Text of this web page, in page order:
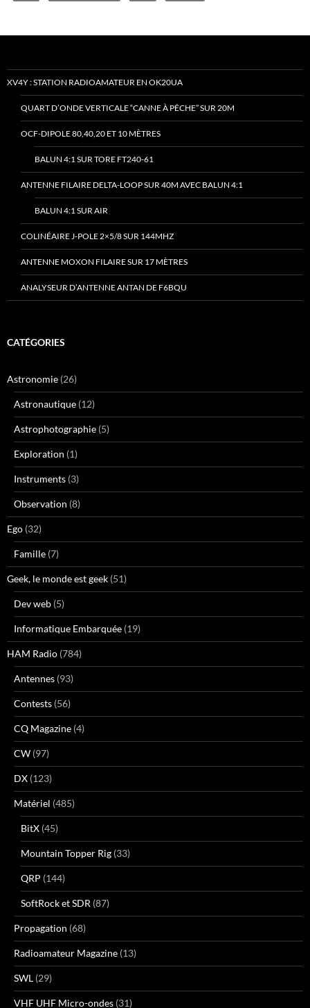
XV4Y : STATION RADIOAMATEUR EN OK20UA
QUART D’ONDE VERTICALE “CANNE À PÊCHE” SUR 20M
OCF-DIPOLE 80,40,20 ET 10 MÈTRES
BALUN 4:1 SUR TORE FT240-61
ANTENNE FILAIRE DELTA-LOOP SUR 40M AVEC BALUN 4:1
BALUN 4:1 SUR AIR
COLINÉAIRE J-POLE 2×5/8 SUR 144MHZ
ANTENNE MOXON FILAIRE SUR 17 MÈTRES
ANALYSEUR D’ANTENNE ANTAN DE F6BQU
CATÉGORIES
Astronomie (26)
Astronautique (12)
Astrophotographie (5)
Exploration (1)
Instruments (3)
Observation (8)
Ego (32)
Famille (7)
Geek, le monde est geek (51)
Dev web (5)
Informatique Embarquée (19)
HAM Radio (784)
Antennes (93)
Contests (56)
CQ Magazine (4)
CW (97)
DX (123)
Matériel (485)
BitX (45)
Mountain Topper Rig (33)
QRP (144)
SoftRock et SDR (87)
Propagation (68)
Radioamateur Magazine (13)
SWL (29)
VHF UHF Micro-ondes (31)